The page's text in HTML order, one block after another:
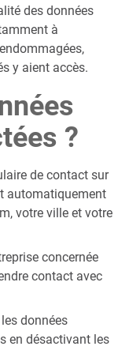
des données
à
y aient accès.
?
de contact sur
automatiquement
votre ville et votre
concernée
contact avec
données
en désactivant les